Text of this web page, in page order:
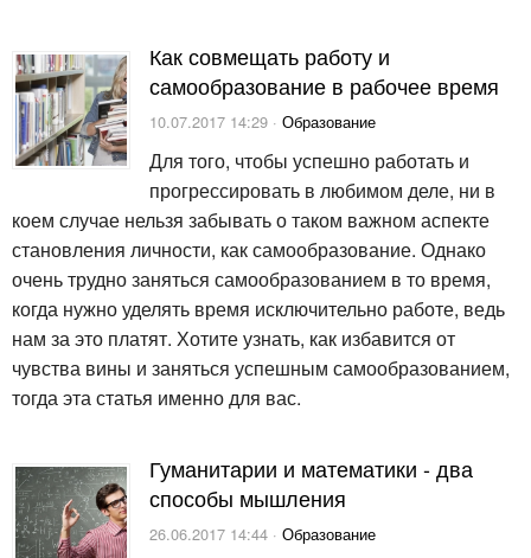
Как совмещать работу и
самообразование в рабочее время
10.07.2017 14:29 · Образование
Для того, чтобы успешно работать и
прогрессировать в любимом деле, ни в
коем случае нельзя забывать о таком важном аспекте
становления личности, как самообразование. Однако
очень трудно заняться самообразованием в то время,
когда нужно уделять время исключительно работе, ведь
нам за это платят. Хотите узнать, как избавится от
чувства вины и заняться успешным самообразованием,
тогда эта статья именно для вас.
Гуманитарии и математики - два
способы мышления
26.06.2017 14:44 · Образование